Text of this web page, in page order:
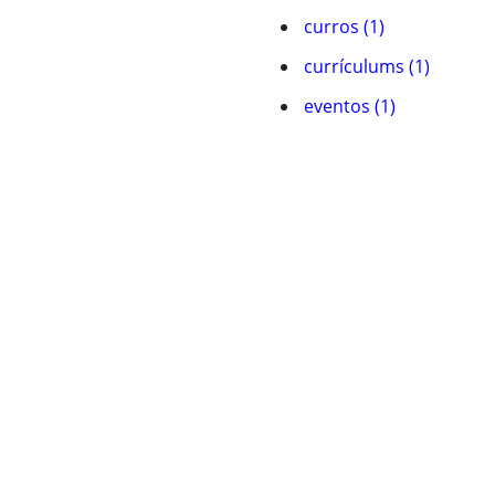
curros (1)
currí­culums (1)
eventos (1)